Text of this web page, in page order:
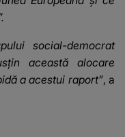
social-democrat
această alocare
a acestui raport”, a